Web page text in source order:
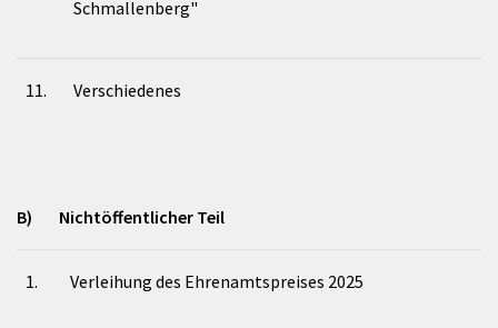
Schmallenberg"
11. Verschiedenes
B) Nichtöffentlicher Teil
1. Verleihung des Ehrenamtspreises 2025